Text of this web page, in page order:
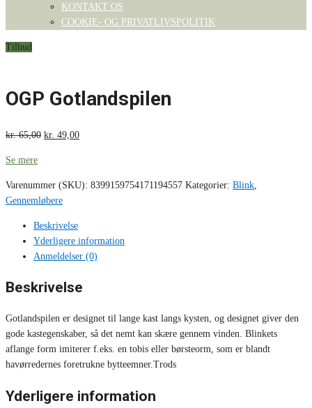
KONTAKT OS
COOKIE- OG PRIVATLIVSPOLITIK
Tilbud
OGP Gotlandspilen
kr.65,00 kr. 49,00
Se mere
Varenummer (SKU): 8399159754171194557 Kategorier: Blink
Gennemløbere
Beskrivelse
Yderligere information
Anmeldelser (0)
Beskrivelse
Gotlandspilen er designet til lange kast langs kysten, og designet giver den
gode kastegenskaber, så det nemt kan skære gennem vinden. Blinkets
aflange form imiterer f.eks. en tobis eller børsteorm, som er blandt
havørredernes foretrukne bytteemner.Trods
Yderligere information